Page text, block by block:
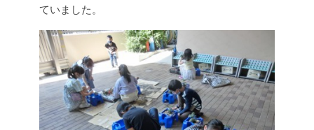
ていました。